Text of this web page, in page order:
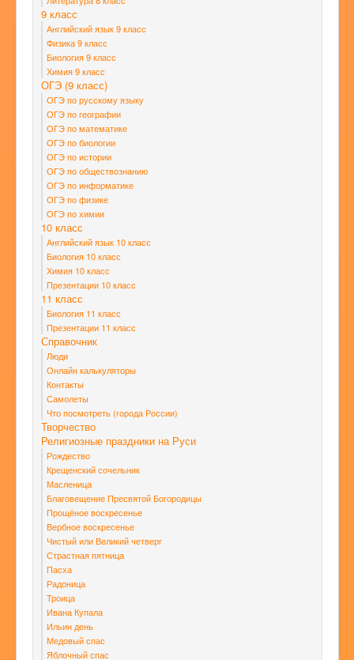
9 класс
Английский язык 9 класс
Физика 9 класс
Биология 9 класс
Химия 9 класс
ОГЭ (9 класс)
ОГЭ по русскому языку
ОГЭ по географии
ОГЭ по математике
ОГЭ по биологии
ОГЭ по истории
ОГЭ по обществознанию
ОГЭ по информатике
ОГЭ по физике
ОГЭ по химии
10 класс
Английский язык 10 класс
Биология 10 класс
Химия 10 класс
Презентации 10 класс
11 класс
Биология 11 класс
Презентации 11 класс
Справочник
Люди
Онлайн калькуляторы
Контакты
Самолеты
Что посмотреть (города России)
Творчество
Религиозные праздники на Руси
Рождество
Крещенский сочельник
Масленица
Благовещение Пресвятой Богородицы
Прощёное воскресенье
Вербное воскресенье
Чистый или Великий четверг
Страстная пятница
Пасха
Радоница
Троица
Ивана Купала
Ильин день
Медовый спас
Яблочный спас